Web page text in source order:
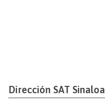
Dirección SAT Sinaloa